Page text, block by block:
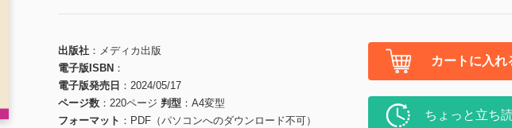
出版社
メディカ出版
電子版ISBN
電子版発売日
2024/05/17
ページ数
220ページ 判型
A4変型
フォーマット
PDF（パソコンへのダウンロード不可）
カートに入れ
ちょっと立ち